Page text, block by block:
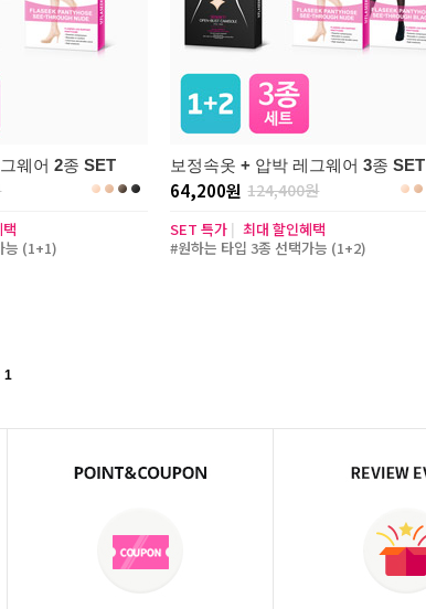
웨어 2종 SET
능 (1+1)
보정속옷 + 압박 레그웨어 3종 SET
64,200원 124,400원
SET 특가 | 최대 할인혜택
#원하는 타입 3종 선택가능 (1+2)
1